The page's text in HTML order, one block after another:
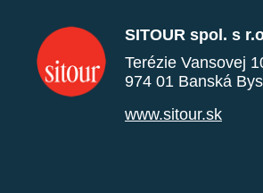
SITOUR spol. s
Terézie Vansovej
974 01 Banská
www.sitour.sk